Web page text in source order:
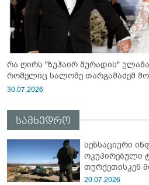
რა ღირს "ზუჰაირ მურადის" ულამაზესი საქორწინო კაბა,
რომელიც სალომე თარგამაძემ
30.07.2026
სამხედრო
სენსაციური
ოკუპირებული
თურქეთისკენ
სამიტი
20.07.2026